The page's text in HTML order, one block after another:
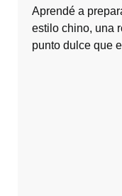
Aprendé a
estilo chino, una
punto dulce que